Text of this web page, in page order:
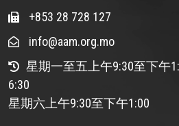
+853 28 728 127
info@aam.org.mo
星期一至五上午9:30至下午
6:30
星期六上午9:30至下午1:00